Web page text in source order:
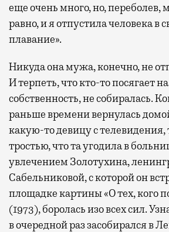
еще очень много, но, переболев,
равно, и я отпустила человека в
плавание».
Никуда она мужа, конечно, не
И терпеть, что кто-то посягает
собственность, не собиралась.
раньше времени вернулась
какую-то девицу с телевидения,
тростью, что та угодила в
увлечением Золотухина,
Сабельниковой, с которой он
площадке картины «О тех, кого
(1973), боролась изо всех сил.
в очередной раз засобирался в